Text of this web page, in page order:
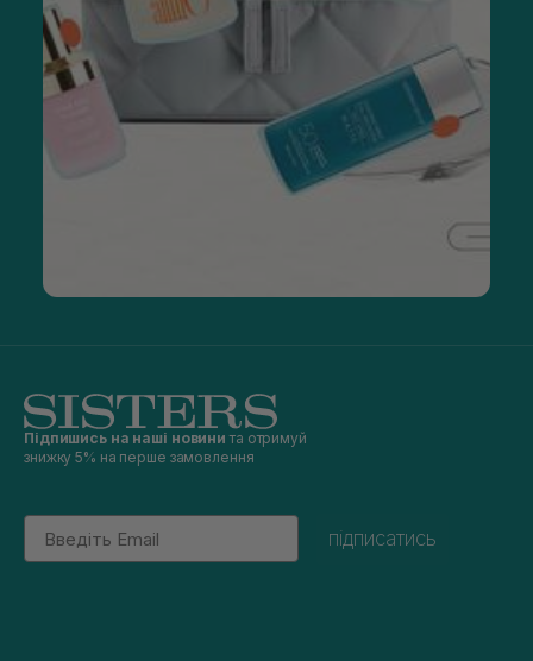
Підпишись на наші новини та отримуй
знижку 5% на перше замовлення
Email
підписатись